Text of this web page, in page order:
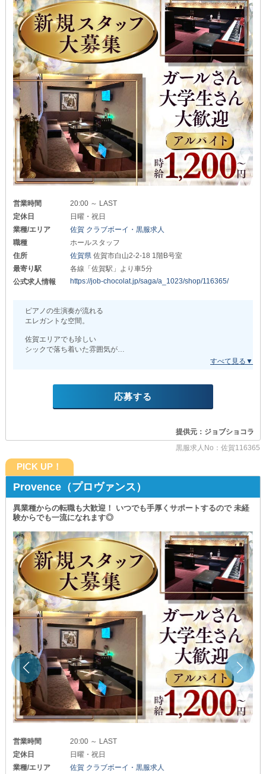
営業時間
20:00 ～ LAST
定休日
日曜・祝日
業種/エリア
佐賀 クラブボーイ・黒服求人
職種
ホールスタッフ
住所
佐賀県佐賀市白山2-2-18 1階B号室
最寄り駅
各線「佐賀駅」より車5分
公式求人情報
https://job-chocolat.jp/saga/a_1023/shop/116365/
ピアノの生演奏が流れる
エレガントな空間。
佐賀エリアでも珍しい
シックで落ち着いた雰囲気が
新規スタッフを大募集中◎
経験・性別は問いません。
新人さんもすぐ馴染めること
間違いありません◎
∽∽∽∽∽∽∽∽∽∽∽∽∽∽∽∽∽∽∽∽
Provence（プロヴァンス）
∽∽∽∽∽∽∽∽∽∽∽∽∽∽∽∽∽∽∽∽
◆ホールスタッフ大募集◆
￣￣￣￣￣￣￣￣￣￣￣￣￣￣￣
╔════════════════╗
アルバイト：時給1,200円～
╚════════════════╝
上記に加えて《賞与》もあり。
みなさんの努力を正当に評価し
給与面へと反映させます！
「頑張ったのに全然稼げない…」
なんてこととは無縁です◎
高いモチベーションを保って
お仕事を続けられることでしょう。
＼アルバイトの方は／
「昼職だけの収入だと少し不安…」
「将来のために今から貯金したい」
そんなWワークさんにもピッタリです。
応募する
提供元：ジョブショコラ
黒服求人No：佐賀116365
PICK UP！
Provence（プロヴァンス）
異業種からの転職も大歓迎！ いつでも手厚くサポートするので 未経
験からでも一流になれます◎
営業時間
20:00 ～ LAST
定休日
日曜・祝日
業種/エリア
佐賀 クラブボーイ・黒服求人